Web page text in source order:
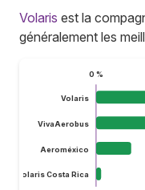
Volaris est la
généralement les
0 %
Volaris
VivaAerobus
Aeroméxico
Volaris Costa Rica